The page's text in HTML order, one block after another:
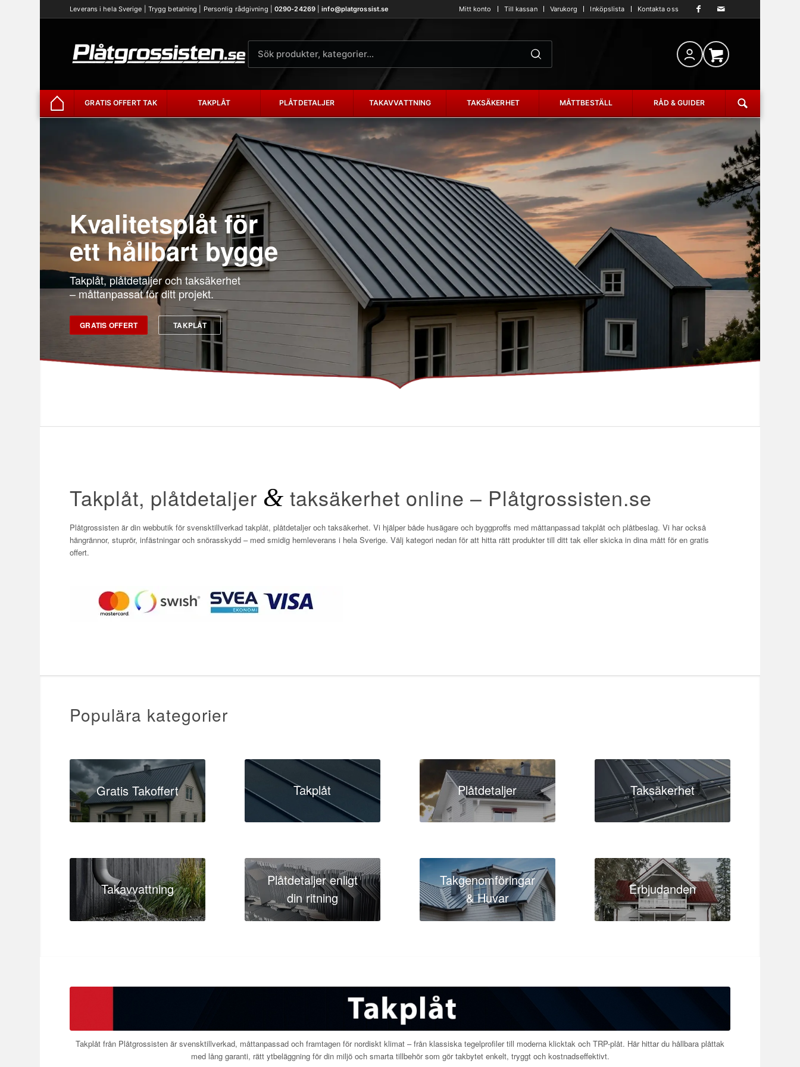
Mitt konto Till kassan Varukorg Inköpslista Kontakta oss
Leverans i hela Sverige | Trygg betalning | Personlig rådgivning | 0290-24269|info@platgrossist.se
Hem
GRATIS OFFERT TAK TAKPLÅT PLÅTDETALJER TAKAVVATTNING TAKSÄKERHET MÅTTBESTÄLL RÅD & GUIDER
Kvalitetsplåt för
ett hållbart bygge
Takplåt, plåtdetaljer och taksäkerhet
– måttanpassat för ditt projekt.
GRATIS OFFERT TAKPLÅT
Takplåt, plåtdetaljer & taksäkerhet online – Plåtgrossisten.se
Plåtgrossisten är din webbutik för svensktillverkad takplåt, plåtdetaljer och taksäkerhet. Vi hjälper både husägare och byggproffs med måttanpassad takplåt och plåtbeslag. Vi har också
hängrännor, stuprör, infästningar och snörasskydd – med smidig hemleverans i hela Sverige. Välj kategori nedan för att hitta rätt produkter till ditt tak eller skicka in dina mått för en gratis
offert.
Populära kategorier
Gratis Takoffert Takplåt Plåtdetaljer Taksäkerhet
Takavvattning
Plåtdetaljer enligt
din ritning
Takgenomföringar
& Huvar
Erbjudanden
Takplåt från Plåtgrossisten är svensktillverkad, måttanpassad och framtagen för nordiskt klimat – från klassiska tegelprofiler till moderna klicktak och TRP-plåt. Här hittar du hållbara plåttak
med lång garanti, rätt ytbeläggning för din miljö och smarta tillbehör som gör takbytet enkelt, tryggt och kostnadseffektivt.